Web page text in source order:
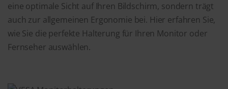
eine optimale Sicht auf Ihren Bildschirm, sondern trägt
auch zur allgemeinen Ergonomie bei. Hier erfahren Sie,
wie Sie die perfekte Halterung für Ihren Monitor oder
Fernseher auswählen.